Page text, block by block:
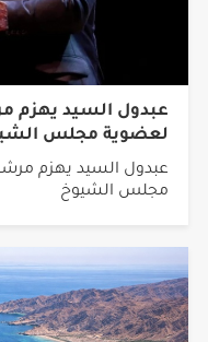
عبدول السيد يهزم
لعضوية مجلس
عبدول السيد يهزم
مجلس الشيوخ